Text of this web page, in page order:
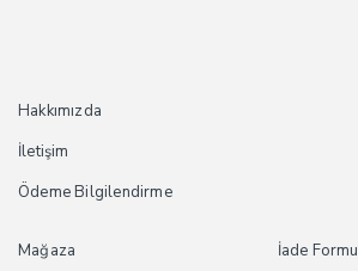
Hakkımızda
İletişim
Ödeme Bilgilendirme
Mağaza İade Formu